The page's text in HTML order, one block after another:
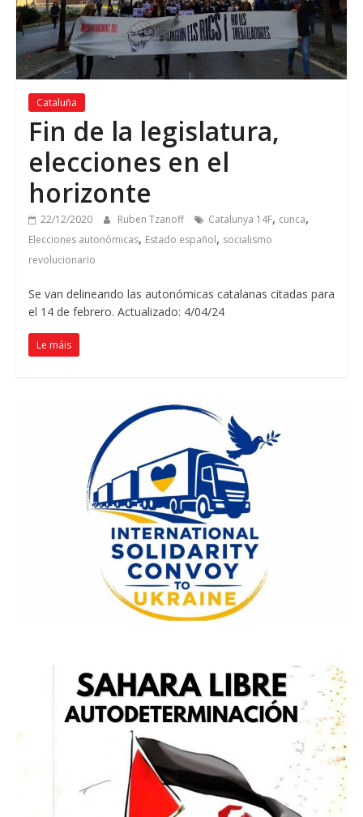
Cataluña
Fin de la legislatura,
elecciones en el
horizonte
22/12/2020 Ruben Tzanoff Catalunya 14F, cunca,
Elecciones autonómicas, Estado español, socialismo
revolucionario
Se van delineando las autonómicas catalanas citadas para
el 14 de febrero. Actualizado: 4/04/24
Le máis